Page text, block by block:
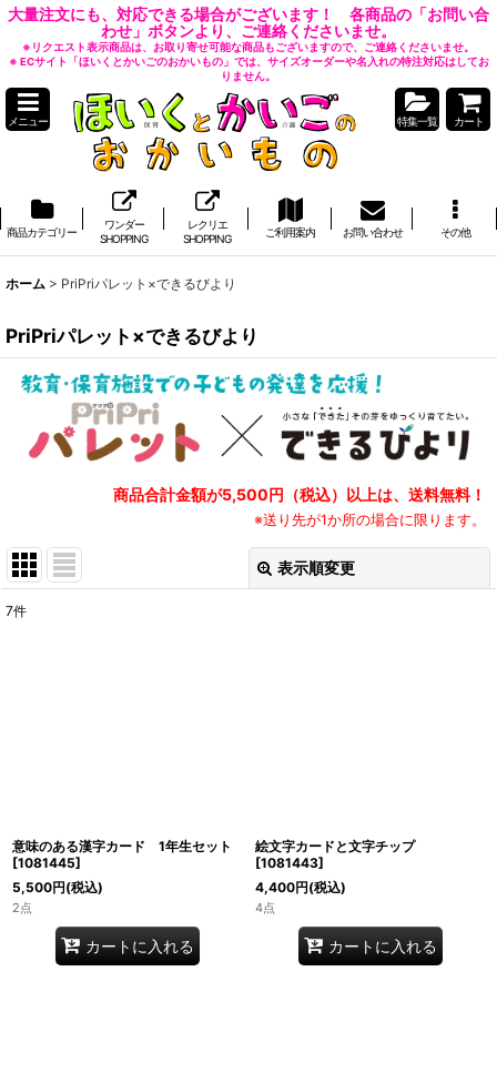
大量注文にも、対応できる場合がございます！ 各商品の「お問い合
わせ」ボタンより、ご連絡くださいませ。
※リクエスト表示商品は、お取り寄せ可能な商品もございますので、ご連絡くださいませ。
※ ECサイト「ほいくとかいごのおかいもの」では、サイズオーダーや名入れの特注対応はしてお
りません。
メニュー 特集一覧 カート
商品カテゴリー
ワンダー
SHOPPING
レクリエ
SHOPPING
ご利用案内 お問い合わせ その他
ホーム > PriPriパレット×できるびより
PriPriパレット×できるびより
商品合計金額が5,500円（税込）以上は、送料無料！
※送り先が1か所の場合に限ります。
表示順変更
7件
意味のある漢字カード 1年生セット
[1081445]
5,500円(税込)
2点
カートに入れる
絵文字カードと文字チップ
[1081443]
4,400円(税込)
4点
カートに入れる